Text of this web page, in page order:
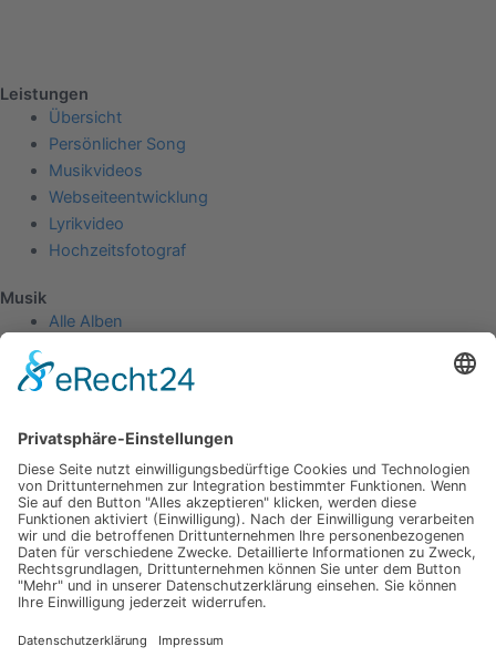
Leistungen
Übersicht
Persönlicher Song
Musikvideos
Webseiteentwicklung
Lyrikvideo
Hochzeitsfotograf
Musik
Alle Alben
Untragbar - 2023
Musikvideos
© 2026 Blazin'Daniel Media
Youtube Instagram Facebook-f Envelope
Impressum
Datenschutz
AGB